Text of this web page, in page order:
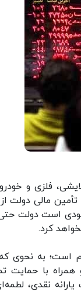
فلزی و
مالی دولت از
است دولت حتی
کرد.
است؛ به نحوی که
با حمایت
نقدی،